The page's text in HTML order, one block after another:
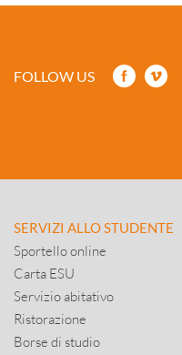
FOLLOW US
SERVIZI ALLO STUDENTE
Sportello online
Carta ESU
Servizio abitativo
Ristorazione
Borse di studio